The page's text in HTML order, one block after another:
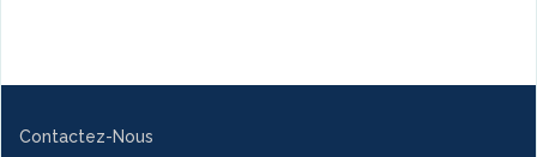
Contactez-Nous